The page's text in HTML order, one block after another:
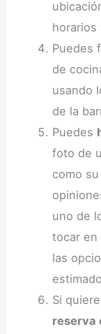
horarios
Puedes
de
usando
de la
Puedes
foto de
como
uno de
tocar en
las
Si
reserva